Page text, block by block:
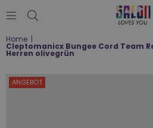
Home |
Cleptomanicx Bungee Cord Team
Herren olivegrün
ANGEBOT